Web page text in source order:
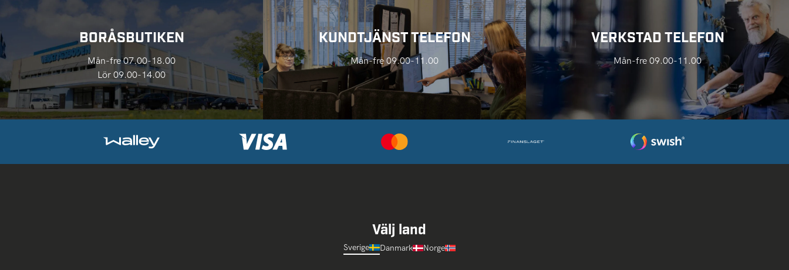
BORÅSBUTIKEN
Mån-fre 07.00-18.00
Lör 09.00-14.00
KUNDTJÄNST TELEFON
Mån-fre 09.00-11.00
VERKSTAD TELEFON
Mån-fre 09.00-11.00
Välj land
Sverige Danmark Norge